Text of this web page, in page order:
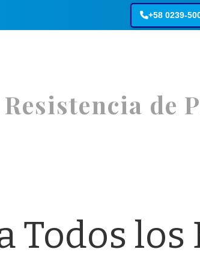
+58 0239-
Resistencia de P
Todos los